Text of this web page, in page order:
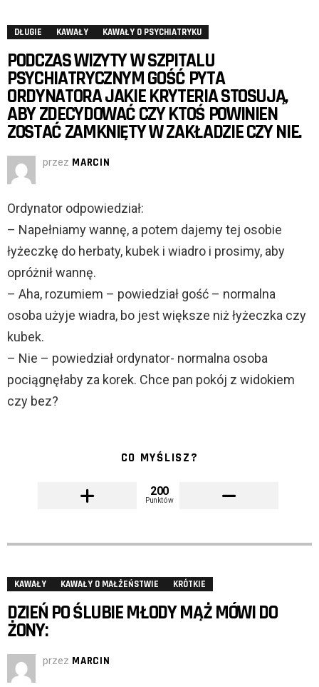
DŁUGIE KAWAŁY KAWAŁY O PSYCHIATRYKU
PODCZAS WIZYTY W SZPITALU
PSYCHIATRYCZNYM GOŚĆ PYTA
ORDYNATORA JAKIE KRYTERIA STOSUJĄ,
ABY ZDECYDOWAĆ CZY KTOŚ POWINIEN
ZOSTAĆ ZAMKNIĘTY W ZAKŁADZIE CZY NIE.
przez MARCIN
Ordynator odpowiedział:
– Napełniamy wannę, a potem dajemy tej osobie
łyżeczkę do herbaty, kubek i wiadro i prosimy, aby
opróżnił wannę.
– Aha, rozumiem – powiedział gość – normalna
osoba użyje wiadra, bo jest większe niż łyżeczka czy
kubek.
– Nie – powiedział ordynator- normalna osoba
pociągnęłaby za korek. Chce pan pokój z widokiem
czy bez?
CO MYŚLISZ?
200
Punktów
KAWAŁY KAWAŁY O MAŁŻEŃSTWIE KRÓTKIE
DZIEŃ PO ŚLUBIE MŁODY MĄŻ MÓWI DO
ŻONY:
przez MARCIN